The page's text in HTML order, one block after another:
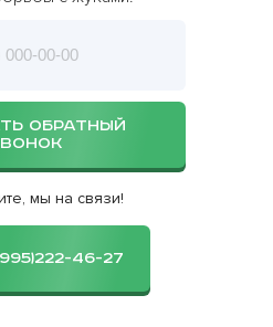
ОБРАТНЫЙ
мы на связи!
46-27